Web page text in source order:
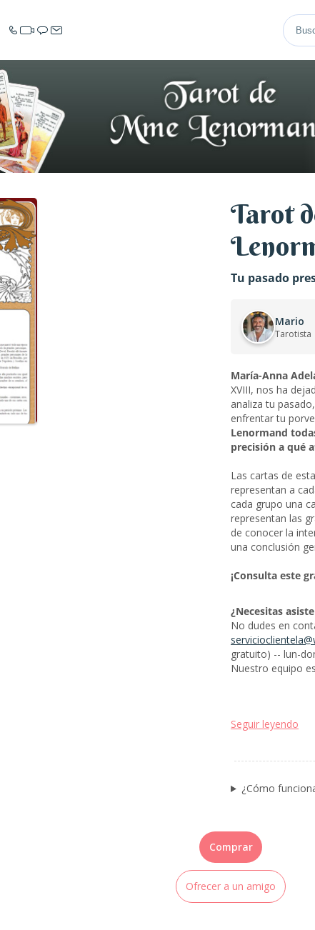
Tarot
Tu pasado
Mario
Tarotista
María-Anna
XVIII, nos ha
analiza tu
enfrentar tu
Lenormand
precisión a qué
Las cartas de
representan a
cada grupo una
representan las
de conocer la
una conclusión
¡Consulta este
¿Necesitas
No dudes en
gratuito) -- lun-
Nuestro equipo
Seguir leyendo
¿Cómo
Comprar
Ofrecer a un amigo